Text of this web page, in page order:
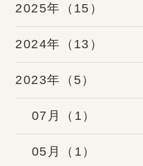
2025年（15）
2024年（13）
2023年（5）
07月（1）
05月（1）